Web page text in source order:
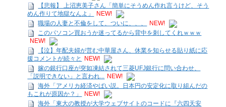
【悲報】 上沼恵美子さん「簡単にそうめん作れ言うけど、そう
めん作りて地獄なんよ」
NEW!
職場の人妻と不倫をして、ついに、、、
NEW!
このパソコン買おうか迷ってるから背中を刺してくれｗｗｗ
NEW!
【泣】年配夫婦が営む中華屋さん、休業を知らせる貼り紙に応
援コメントが続々と
NEW!
嫁の銀行口座が突如凍結されて三菱UFJ銀行に問い合わせ、
「説明できない」と言われ...
NEW!
海外「アメリカ経済やばい説。日本円の安定化に取り組んだの
もこれが原因か？」
NEW!
海外「東大の教授が大学ウェブサイトのコードに『六四天安